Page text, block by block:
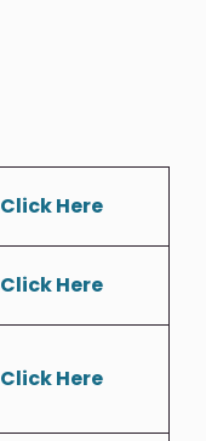
Click Here
Click Here
Click Here